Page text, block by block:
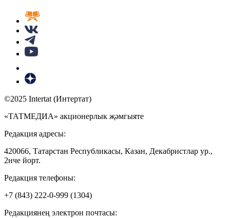
©2025 Intertat (Интертат)
«ТАТМЕДИА» акционерлык җәмгыяте
Редакция адресы:
420066, Татарстан Республикасы, Казан, Декабристлар ур.,
2нче йорт.
Редакция телефоны:
+7 (843) 222-0-999 (1304)
Редакциянең электрон почтасы: